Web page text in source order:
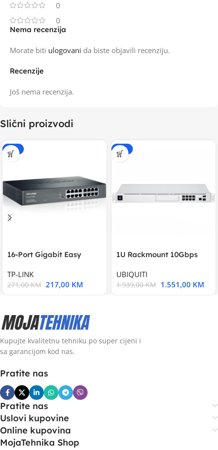
0
0
Recenzije
Još nema recenzija.
Nema recenzija
Morate biti ulogovani da biste objavili recenziju.
Slični proizvodi
-20%
16-Port Gigabit Easy
TP-LINK
271,00KM 217,00 KM
-20%
1U Rackmount 10Gbps
UBIQUITI
1.939,00KM 1.551,00 KM
Kupujte kvalitetnu tehniku po super cijeni i
sa garancijom kod nas.
Pratite nas
Pratite nas
Uslovi kupovine
Online kupovina
MojaTehnika Shop